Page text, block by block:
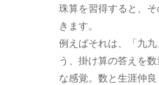
珠算を習得すると、
きます。
例えばそれは、「九
う、掛け算の答えを
な感覚。数と生涯仲